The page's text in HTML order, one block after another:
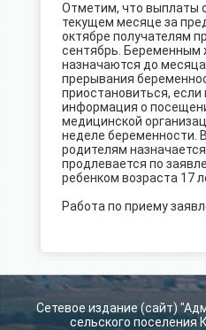
Отметим, что выплаты
текущем месяце за
октябре получателям
сентябрь.
назначаются до
прерывания
приостановиться,
информация о
медицинской
неделе беременности.
родителям
продлевается по
ребенком возраста 17
Работа по приему
Сетевое издание (сайт)
сельского поселения